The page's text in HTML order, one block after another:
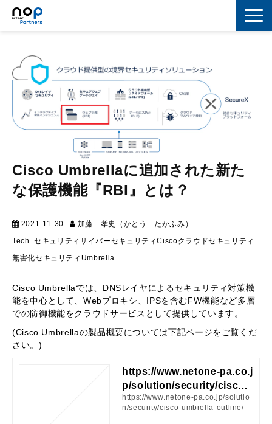
マーケティング
セキュリティ
IoT
コラボレーション
スキルアップ
Cisco Umbrellaに追加された新た
な保護機能『RBI』とは？
2021-11-30 加藤 孝史（かとう たかふみ）
Tech_セキュリティサイバーセキュリティCiscoクラウドセキュリティ
無害化セキュリティ Umbrella
Cisco Umbrellaでは、DNSレイヤによるセキュリティ対策機
能を中心として、Webプロキシ、IPSを含むFW機能など多層
での防御機能をクラウドサービスとして提供しています。
(Cisco Umbrellaの製品概要については下記ページをご覧くだ
さい。)
https://www.netone-pa.co.j
p/solution/security/cisco-
umbrella-outline/
https://www.netone-pa.co.jp/solutio
n/security/cisco-umbrella-outline/